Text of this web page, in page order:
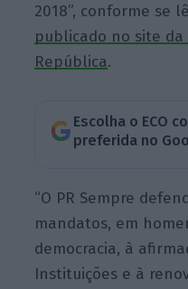
2018”, conforme se lê
publicado no site da
República.
Escolha o ECO
preferida no
“O PR Sempre
mandatos, em
democracia, à
Instituições e à